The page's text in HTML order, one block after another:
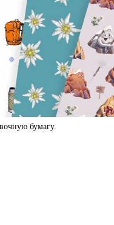
бумагу.